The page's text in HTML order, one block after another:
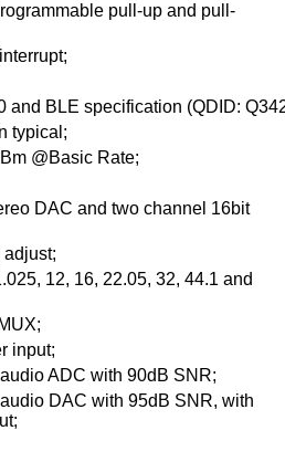
pull-up and pull-
and BLE specification (QDID:
typical;
@Basic Rate;
DAC and two channel 16bit
12, 16, 22.05, 32, 44.1 and
input;
ADC with 90dB SNR;
DAC with 95dB SNR, with